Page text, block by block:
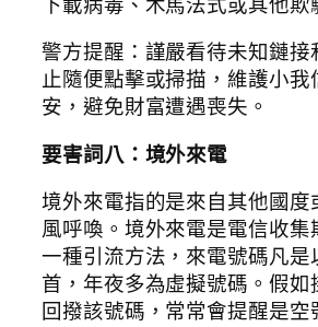
警方提醒：謹嚴看待未知鏈接
止隨便點擊或掃描，維護小我
安，避免財富遭遇喪失。
要害詞八：境外來電
境外來電指的是來自其他國度
風呼喚。境外來電是電信收集
一種引流方法，來電號碼凡是
首，年夜多為虛擬號碼。假如
回撥該號碼，常常會提醒是空